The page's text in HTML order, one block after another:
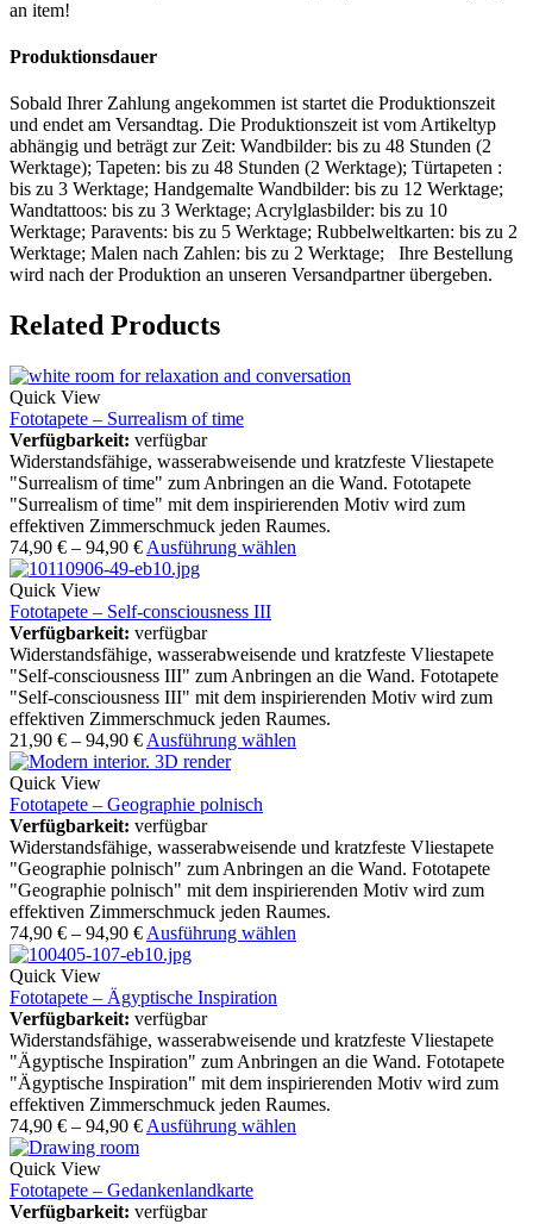
an item!
Produktionsdauer
Sobald Ihrer Zahlung angekommen ist startet die Produktionszeit
und endet am Versandtag. Die Produktionszeit ist vom Artikeltyp
abhängig und beträgt zur Zeit: Wandbilder: bis zu 48 Stunden (2
Werktage); Tapeten: bis zu 48 Stunden (2 Werktage); Türtapeten :
bis zu 3 Werktage; Handgemalte Wandbilder: bis zu 12 Werktage;
Wandtattoos: bis zu 3 Werktage; Acrylglasbilder: bis zu 10
Werktage; Paravents: bis zu 5 Werktage; Rubbelweltkarten: bis zu 2
Werktage; Malen nach Zahlen: bis zu 2 Werktage; Ihre Bestellung
wird nach der Produktion an unseren Versandpartner übergeben.
Related Products
Quick View
Fototapete – Surrealism of time
Verfügbarkeit: verfügbar
Widerstandsfähige, wasserabweisende und kratzfeste Vliestapete
"Surrealism of time" zum Anbringen an die Wand. Fototapete
"Surrealism of time" mit dem inspirierenden Motiv wird zum
effektiven Zimmerschmuck jeden Raumes.
74,90 € – 94,90 € Ausführung wählen
Quick View
Fototapete – Self-consciousness III
Verfügbarkeit: verfügbar
Widerstandsfähige, wasserabweisende und kratzfeste Vliestapete
"Self-consciousness III" zum Anbringen an die Wand. Fototapete
"Self-consciousness III" mit dem inspirierenden Motiv wird zum
effektiven Zimmerschmuck jeden Raumes.
21,90 € – 94,90 € Ausführung wählen
Quick View
Fototapete – Geographie polnisch
Verfügbarkeit: verfügbar
Widerstandsfähige, wasserabweisende und kratzfeste Vliestapete
"Geographie polnisch" zum Anbringen an die Wand. Fototapete
"Geographie polnisch" mit dem inspirierenden Motiv wird zum
effektiven Zimmerschmuck jeden Raumes.
74,90 € – 94,90 € Ausführung wählen
Quick View
Fototapete – Ägyptische Inspiration
Verfügbarkeit: verfügbar
Widerstandsfähige, wasserabweisende und kratzfeste Vliestapete
"Ägyptische Inspiration" zum Anbringen an die Wand. Fototapete
"Ägyptische Inspiration" mit dem inspirierenden Motiv wird zum
effektiven Zimmerschmuck jeden Raumes.
74,90 € – 94,90 € Ausführung wählen
Quick View
Fototapete – Gedankenlandkarte
Verfügbarkeit: verfügbar